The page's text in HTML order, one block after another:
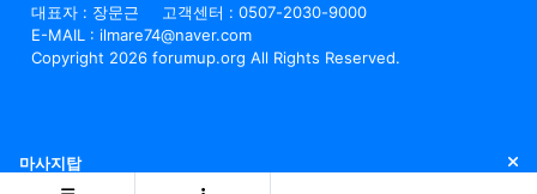
대표자 : 장문근
고객센터 : 0507-2030-9000
E-MAIL : ilmare74@naver.com
Copyright 2026 forumup.org All Rights Reserved.
마사지탑 닫